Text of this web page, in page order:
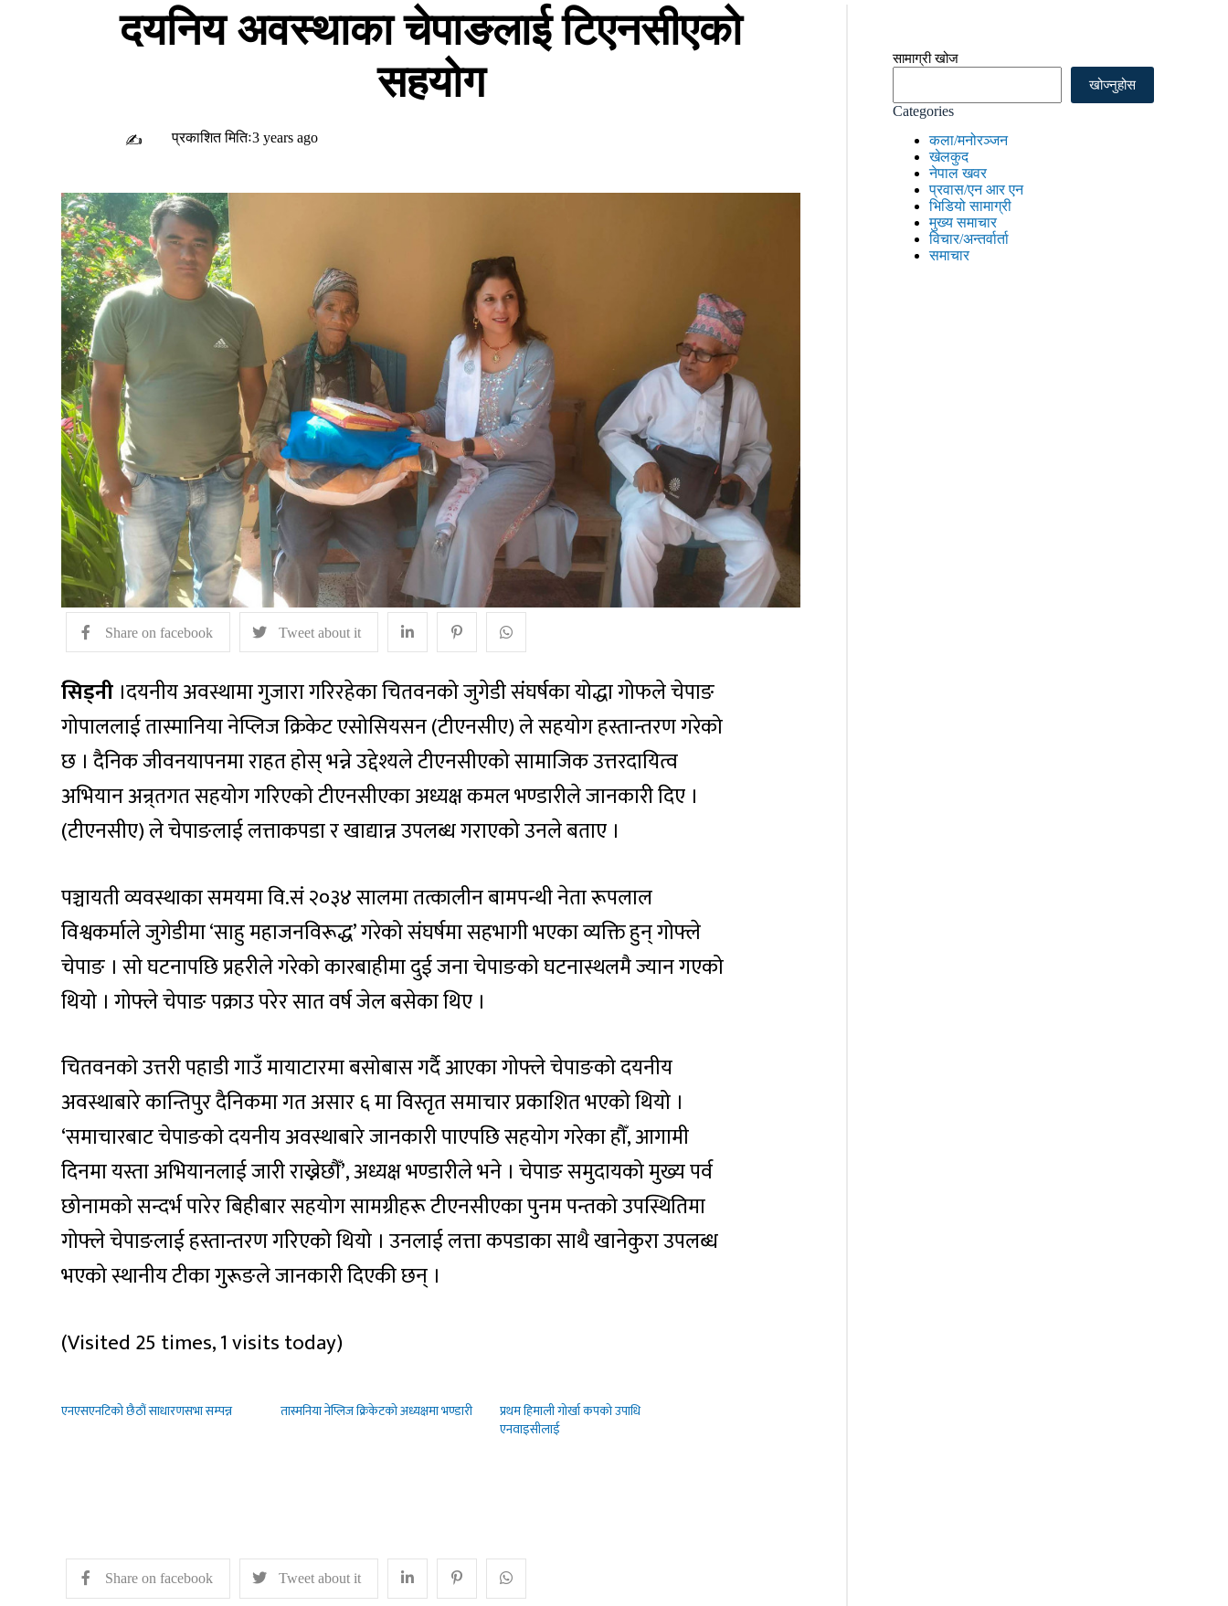
दयनिय अवस्थाका चेपाङलाई टिएनसीएको
सहयोग
✍ प्रकाशित मितिः3 years ago
Share on facebook Tweet about it
सिड्नी ।दयनीय अवस्थामा गुजारा गरिरहेका चितवनको जुगेडी संघर्षका योद्धा गोफले चेपाङ
गोपाललाई तास्मानिया नेप्लिज क्रिकेट एसोसियसन (टीएनसीए) ले सहयोग हस्तान्तरण गरेको
छ । दैनिक जीवनयापनमा राहत होस् भन्ने उद्देश्यले टीएनसीएको सामाजिक उत्तरदायित्व
अभियान अन्र्तगत सहयोग गरिएको टीएनसीएका अध्यक्ष कमल भण्डारीले जानकारी दिए ।
(टीएनसीए) ले चेपाङलाई लत्ताकपडा र खाद्यान्न उपलब्ध गराएको उनले बताए ।
पञ्चायती व्यवस्थाका समयमा वि.सं २०३४ सालमा तत्कालीन बामपन्थी नेता रूपलाल
विश्वकर्माले जुगेडीमा ‘साहु महाजनविरूद्ध’ गरेको संघर्षमा सहभागी भएका व्यक्ति हुन् गोफ्ले
चेपाङ । सो घटनापछि प्रहरीले गरेको कारबाहीमा दुई जना चेपाङको घटनास्थलमै ज्यान गएको
थियो । गोफ्ले चेपाङ पक्राउ परेर सात वर्ष जेल बसेका थिए ।
चितवनको उत्तरी पहाडी गाउँ मायाटारमा बसोबास गर्दै आएका गोफ्ले चेपाङको दयनीय
अवस्थाबारे कान्तिपुर दैनिकमा गत असार ६ मा विस्तृत समाचार प्रकाशित भएको थियो ।
‘समाचारबाट चेपाङको दयनीय अवस्थाबारे जानकारी पाएपछि सहयोग गरेका हौँ, आगामी
दिनमा यस्ता अभियानलाई जारी राख्नेछौँ’, अध्यक्ष भण्डारीले भने । चेपाङ समुदायको मुख्य पर्व
छोनामको सन्दर्भ पारेर बिहीबार सहयोग सामग्रीहरू टीएनसीएका पुनम पन्तको उपस्थितिमा
गोफ्ले चेपाङलाई हस्तान्तरण गरिएको थियो । उनलाई लत्ता कपडाका साथै खानेकुरा उपलब्ध
भएको स्थानीय टीका गुरूङले जानकारी दिएकी छन् ।
(Visited 25 times, 1 visits today)
एनएसएनटिको छैठौं साधारणसभा सम्पन्न तास्मनिया नेप्लिज क्रिकेटको अध्यक्षमा भण्डारी
प्रथम हिमाली गोर्खा कपको उपाधि
एनवाइसीलाई
Share on facebook Tweet about it
सामाग्री खोज
खोज्नुहोस
Categories
कला/मनोरञ्जन
खेलकुद
नेपाल खवर
प्रवास/एन आर एन
भिडियो सामाग्री
मुख्य समाचार
विचार/अन्तर्वार्ता
समाचार